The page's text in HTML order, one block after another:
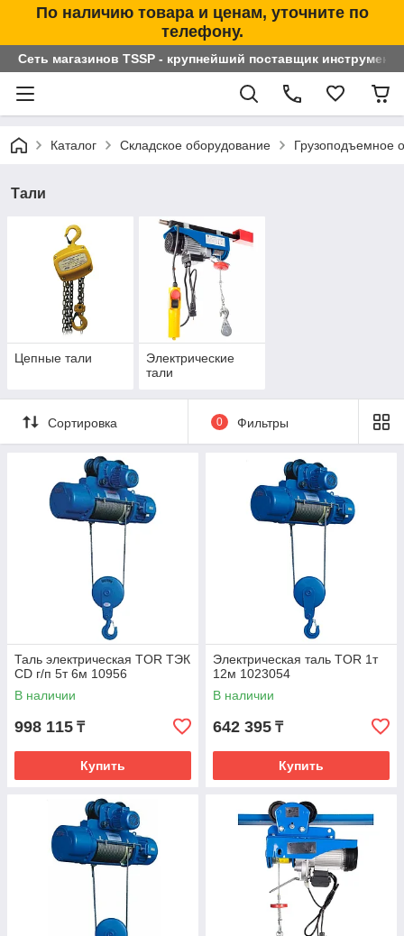
По наличию товара и ценам, уточните по
телефону.
Сеть магазинов TSSP - крупнейший поставщик
Каталог Складское оборудование Грузоподъемное
Тали
Цепные тали
Электрические
тали
Сортировка 0 Фильтры
Таль электрическая TOR ТЭК
CD г/п 5т 6м 10956
В наличии
998 115 ₸
Купить
Электрическая таль TOR 1т
12м 1023054
В наличии
642 395 ₸
Купить